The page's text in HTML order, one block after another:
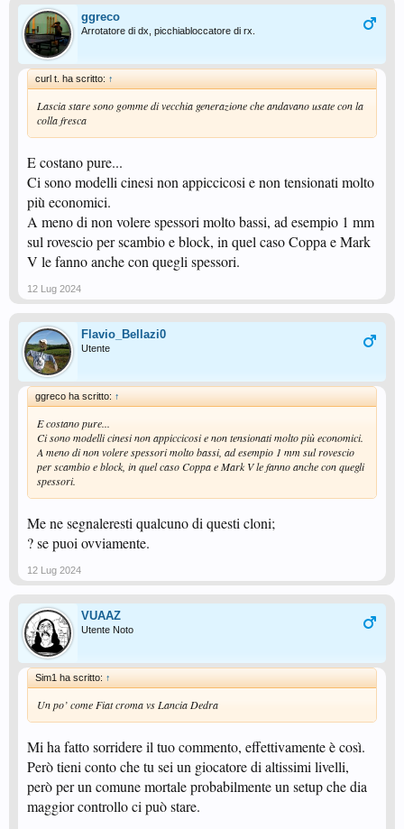
ggreco
Arrotatore di dx, picchiabloccatore di rx.
curl t. ha scritto: ↑
Lascia stare sono gomme di vecchia generazione che andavano usate con la
colla fresca
E costano pure...
Ci sono modelli cinesi non appiccicosi e non tensionati molto
più economici.
A meno di non volere spessori molto bassi, ad esempio 1 mm
sul rovescio per scambio e block, in quel caso Coppa e Mark
V le fanno anche con quegli spessori.
12 Lug 2024
Flavio_Bellazi0
Utente
ggreco ha scritto: ↑
E costano pure...
Ci sono modelli cinesi non appiccicosi e non tensionati molto più economici.
A meno di non volere spessori molto bassi, ad esempio 1 mm sul rovescio
per scambio e block, in quel caso Coppa e Mark V le fanno anche con quegli
spessori.
Me ne segnaleresti qualcuno di questi cloni;
? se puoi ovviamente.
12 Lug 2024
VUAAZ
Utente Noto
Sim1 ha scritto: ↑
Un po’ come Fiat croma vs Lancia Dedra
Mi ha fatto sorridere il tuo commento, effettivamente è così.
Però tieni conto che tu sei un giocatore di altissimi livelli,
però per un comune mortale probabilmente un setup che dia
maggior controllo ci può stare.